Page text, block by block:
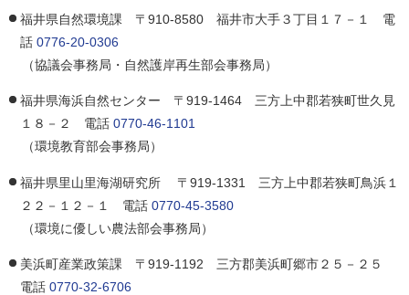
福井県自然環境課 〒910-8580 福井市大手３丁目１７－１ 電
話 0776-20-0306
（協議会事務局・自然護岸再生部会事務局）
福井県海浜自然センター 〒919-1464 三方上中郡若狭町世久見
１８－２ 電話 0770-46-1101
（環境教育部会事務局）
福井県里山里海湖研究所 〒919-1331 三方上中郡若狭町鳥浜１
２２－１２－１ 電話 0770-45-3580
（環境に優しい農法部会事務局）
美浜町産業政策課 〒919-1192 三方郡美浜町郷市２５－２５
電話 0770-32-6706